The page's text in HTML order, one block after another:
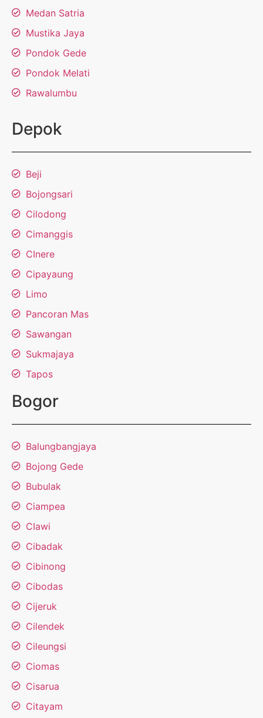
Medan Satria
Mustika Jaya
Pondok Gede
Pondok Melati
Rawalumbu
Depok
Beji
Bojongsari
Cilodong
Cimanggis
CInere
Cipayaung
Limo
Pancoran Mas
Sawangan
Sukmajaya
Tapos
Bogor
Balungbangjaya
Bojong Gede
Bubulak
Ciampea
CIawi
Cibadak
Cibinong
Cibodas
Cijeruk
Cilendek
Cileungsi
Ciomas
Cisarua
Citayam